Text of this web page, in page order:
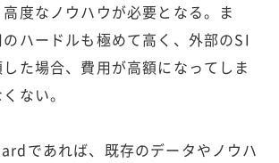
度なノウハウが必要となる。ま
ハードルも極めて高く、外部のSI
た場合、費用が高額になってしま
ない。
であれば、既存のデータやノウハ